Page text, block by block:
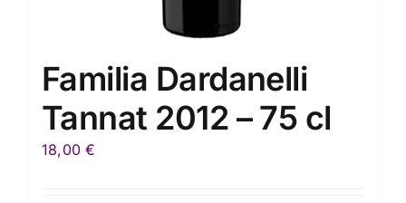
Familia Dardanelli
Tannat 2012 – 75 cl
18,00€